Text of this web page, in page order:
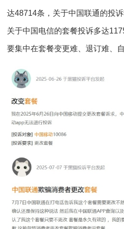
达48714条，关于中国联通的投
关于中国电信的套餐投诉多达
要集中在套餐变更难、退订难、